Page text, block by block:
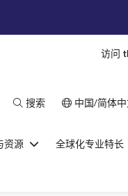
访问
搜索 中国/简体
资源 全球化专业特长